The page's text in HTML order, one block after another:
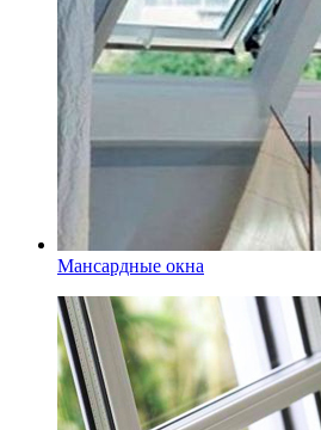
Мансардные окна